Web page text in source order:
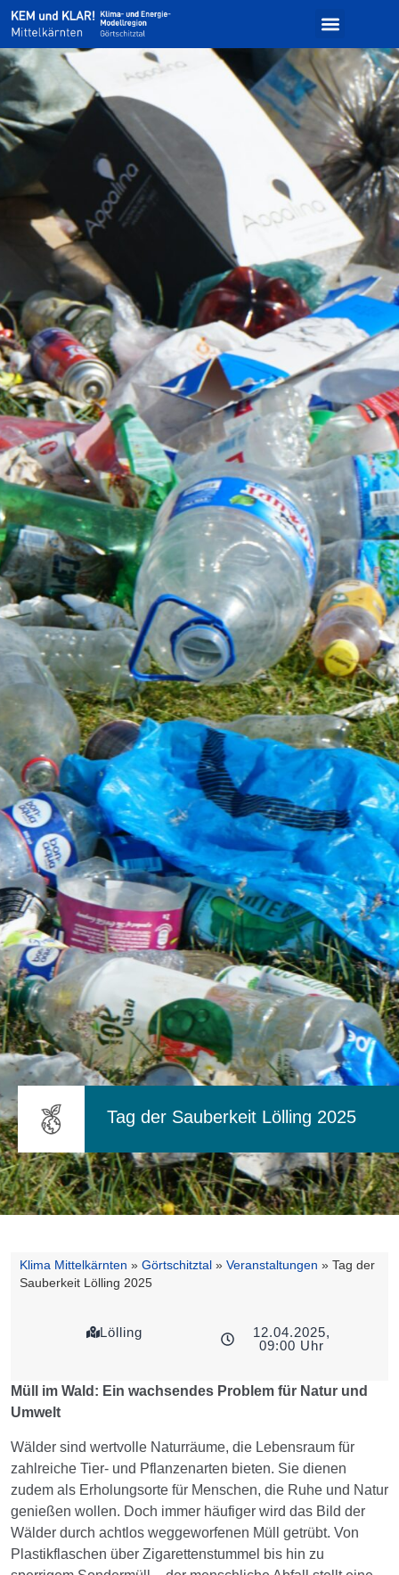
Tag der Sauberkeit Lölling 2025
Klima Mittelkärnten » Görtschitztal » Veranstaltungen » Tag der
Sauberkeit Lölling 2025
Lölling
12.04.2025,
09:00 Uhr
Müll im Wald: Ein wachsendes Problem für Natur und
Umwelt
Wälder sind wertvolle Naturräume, die Lebensraum für
zahlreiche Tier- und Pflanzenarten bieten. Sie dienen
zudem als Erholungsorte für Menschen, die Ruhe und Natur
genießen wollen. Doch immer häufiger wird das Bild der
Wälder durch achtlos weggeworfenen Müll getrübt. Von
Plastikflaschen über Zigarettenstummel bis hin zu